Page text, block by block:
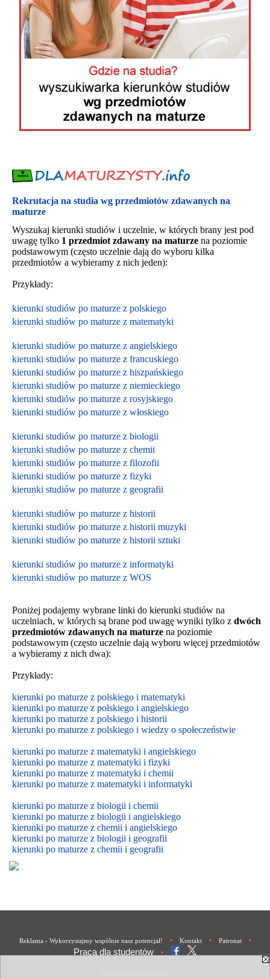
Rekrutacja na studia wg przedmiotów zdawanych na
maturze
Wyszukaj kierunki studiów i uczelnie, w których brany jest pod
uwagę tylko 1 przedmiot zdawany na maturze na poziomie
podstawowym (często uczelnie dają do wyboru kilka
przedmiotów a wybieramy z nich jeden):
Przykłady:
kierunki studiów po maturze z polskiego
kierunki studiów po maturze z matematyki
kierunki studiów po maturze z angielskiego
kierunki studiów po maturze z francuskiego
kierunki studiów po maturze z hiszpańskiego
kierunki studiów po maturze z niemieckiego
kierunki studiów po maturze z rosyjskiego
kierunki studiów po maturze z włoskiego
kierunki studiów po maturze z biologii
kierunki studiów po maturze z chemii
kierunki studiów po maturze z filozofii
kierunki studiów po maturze z fizyki
kierunki studiów po maturze z geografii
kierunki studiów po maturze z historii
kierunki studiów po maturze z historii muzyki
kierunki studiów po maturze z historii sztuki
kierunki studiów po maturze z informatyki
kierunki studiów po maturze z WOS
Poniżej podajemy wybrane linki do kierunki studiów na
uczelniach, w których są brane pod uwagę wyniki tylko z dwóch
przedmiotów zdawanych na maturze na poziomie
podstawowym (często uczelnie dają wyboru więcej przedmiotów
a wybieramy z nich dwa):
Przykłady:
kierunki po maturze z polskiego i matematyki
kierunki po maturze z polskiego i angielskiego
kierunki po maturze z polskiego i historii
kierunki po maturze z polskiego i wiedzy o społeczeństwie
kierunki po maturze z matematyki i angielskiego
kierunki po maturze z matematyki i fizyki
kierunki po maturze z matematyki i chemii
kierunki po maturze z matematyki i informatyki
kierunki po maturze z biologii i chemii
kierunki po maturze z biologii i angielskiego
kierunki po maturze z chemii i angielskiego
kierunki po maturze z biologii i geografii
kierunki po maturze z chemii i geografii
Reklama - Wykorzystajmy wspólnie nasz potencjał! • Kontakt • Patronat •
Praca dla studentów •